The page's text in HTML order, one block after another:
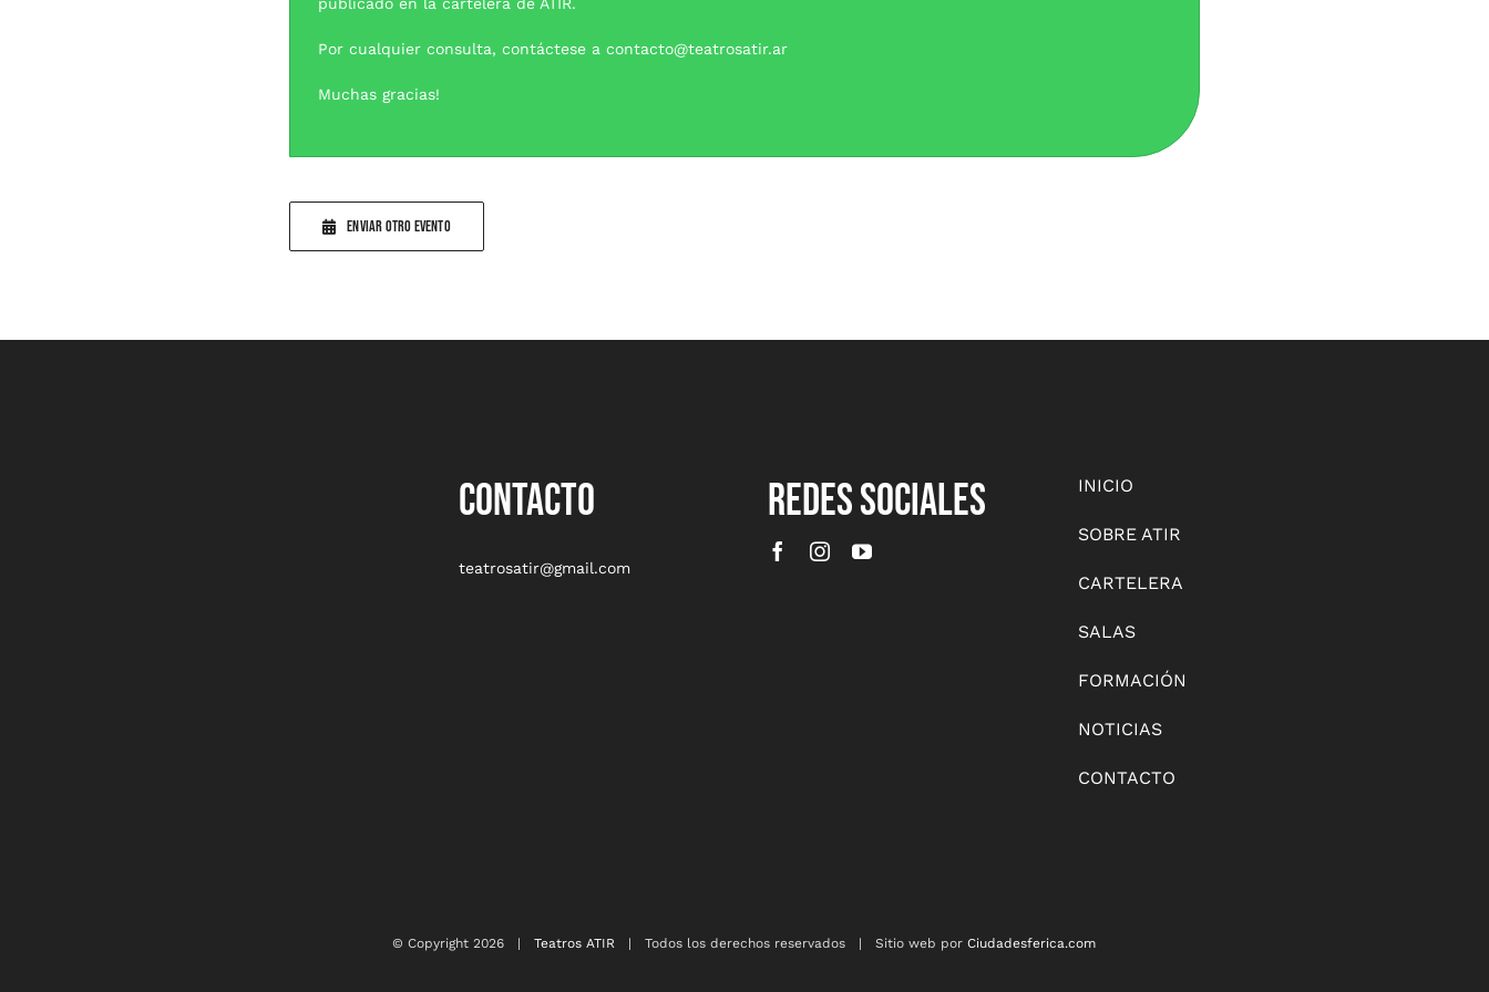
Por cualquier consulta, contáctese a contacto@teatrosatir.ar
Muchas gracias!
ENVIAR OTRO EVENTO
CONTACTO
teatrosatir@gmail.com
REDES SOCIALES INICIO
SOBRE ATIR
CARTELERA
SALAS
FORMACIÓN
NOTICIAS
CONTACTO
© Copyright2026 |Teatros ATIR | Todos los derechos reservados | Sitio web porCiudadesferica.com